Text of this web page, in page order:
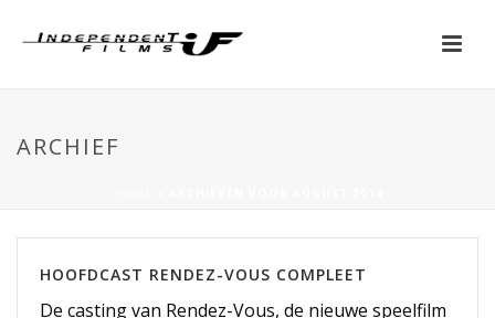
ARCHIEF
HOOFDCAST RENDEZ-VOUS COMPLEET
De casting van Rendez-Vous, de nieuwe speelfilm